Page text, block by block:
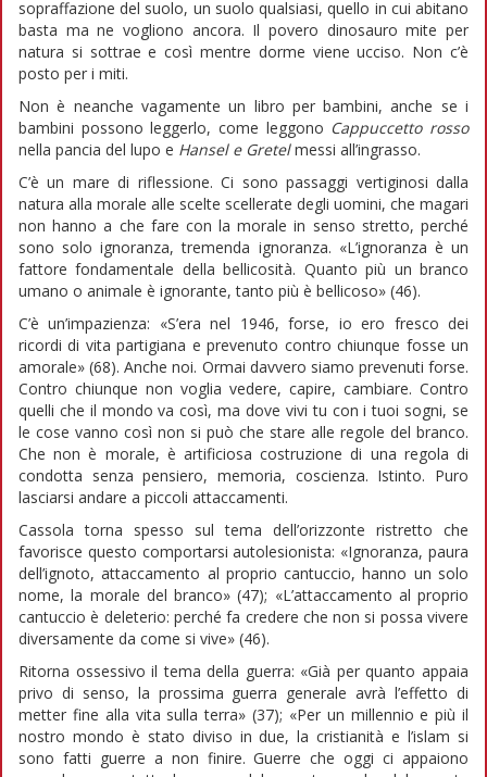
sopraffazione del suolo, un suolo qualsiasi, quello in cui abitano
basta ma ne vogliono ancora. Il povero dinosauro mite per
natura si sottrae e così mentre dorme viene ucciso. Non c’è
posto per i miti.
Non è neanche vagamente un libro per bambini, anche se i
bambini possono leggerlo, come leggono Cappuccetto rosso
nella pancia del lupo e Hansel e Gretelmessi all’ingrasso.
C’è un mare di riflessione. Ci sono passaggi vertiginosi dalla
natura alla morale alle scelte scellerate degli uomini, che magari
non hanno a che fare con la morale in senso stretto, perché
sono solo ignoranza, tremenda ignoranza. «L’ignoranza è un
fattore fondamentale della bellicosità. Quanto più un branco
umano o animale è ignorante, tanto più è bellicoso» (46).
C’è un’impazienza: «S’era nel 1946, forse, io ero fresco dei
ricordi di vita partigiana e prevenuto contro chiunque fosse un
amorale» (68). Anche noi. Ormai davvero siamo prevenuti forse.
Contro chiunque non voglia vedere, capire, cambiare. Contro
quelli che il mondo va così, ma dove vivi tu con i tuoi sogni, se
le cose vanno così non si può che stare alle regole del branco.
Che non è morale, è artificiosa costruzione di una regola di
condotta senza pensiero, memoria, coscienza. Istinto. Puro
lasciarsi andare a piccoli attaccamenti.
Cassola torna spesso sul tema dell’orizzonte ristretto che
favorisce questo comportarsi autolesionista: «Ignoranza, paura
dell’ignoto, attaccamento al proprio cantuccio, hanno un solo
nome, la morale del branco» (47); «L’attaccamento al proprio
cantuccio è deleterio: perché fa credere che non si possa vivere
diversamente da come si vive» (46).
Ritorna ossessivo il tema della guerra: «Già per quanto appaia
privo di senso, la prossima guerra generale avrà l’effetto di
metter fine alla vita sulla terra» (37); «Per un millennio e più il
nostro mondo è stato diviso in due, la cristianità e l’islam si
sono fatti guerre a non finire. Guerre che oggi ci appaiono